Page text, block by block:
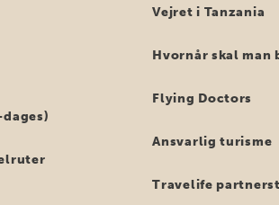
Vejret i Tanzania
Hvornår skal man
Flying Doctors
Ansvarlig turisme
Travelife